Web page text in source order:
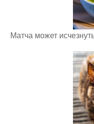
Матча может